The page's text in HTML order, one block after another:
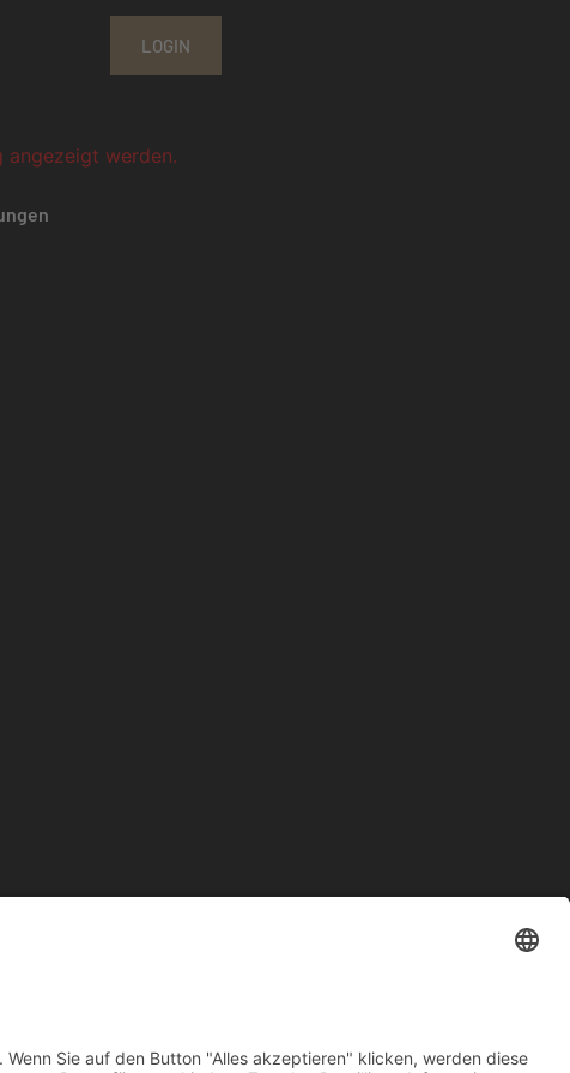
LOGIN
angezeigt werden.